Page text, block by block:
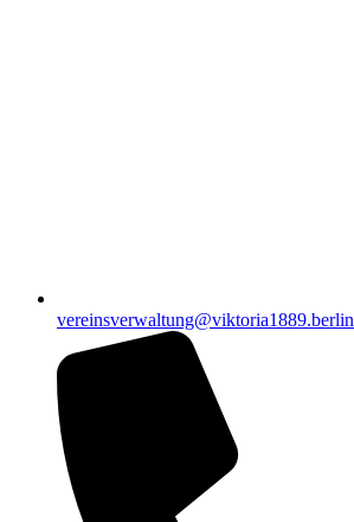
vereinsverwaltung@viktoria1889.berlin